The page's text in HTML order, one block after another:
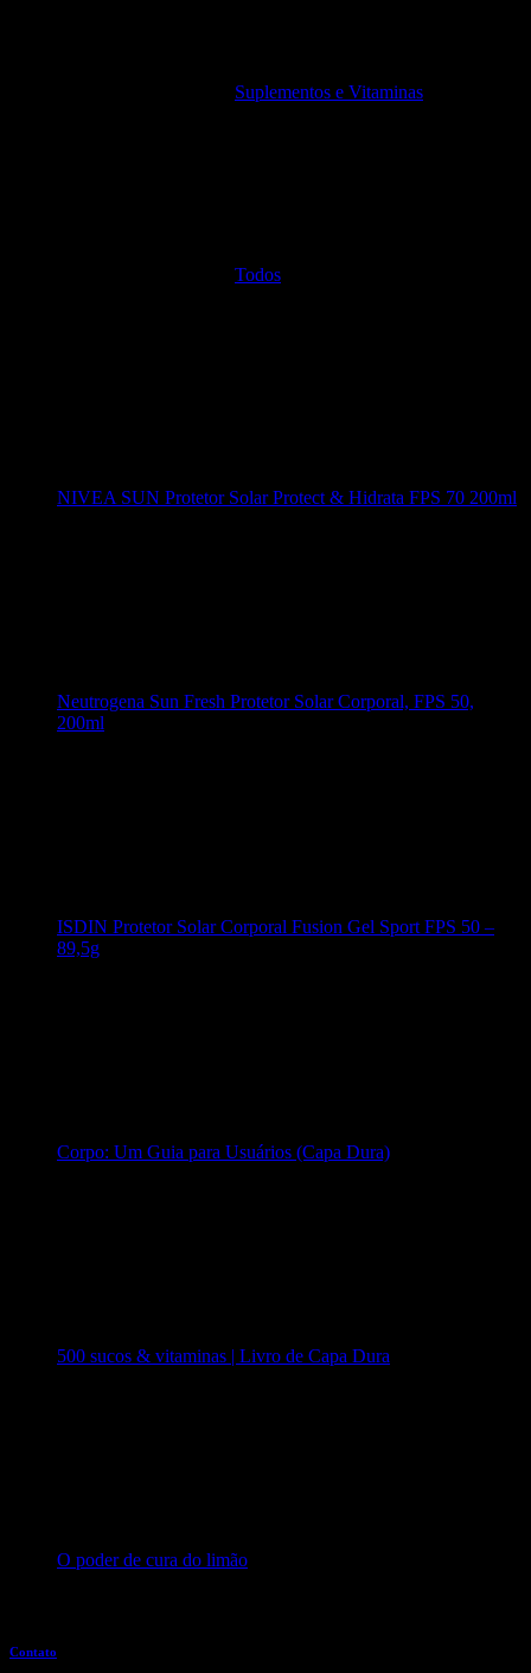
Suplementos e Vitaminas
Todos
NIVEA SUN Protetor Solar Protect & Hidrata FPS 70 200ml
Neutrogena Sun Fresh Protetor Solar Corporal, FPS 50,
200ml
ISDIN Protetor Solar Corporal Fusion Gel Sport FPS 50 –
89,5g
Corpo: Um Guia para Usuários (Capa Dura)
500 sucos & vitaminas | Livro de Capa Dura
O poder de cura do limão
Contato